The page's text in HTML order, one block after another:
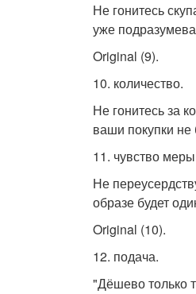
Не гонитесь
уже
Original (9).
10. количество.
Не гонитесь за
ваши покупки
11. чувство
Не
образе будет
Original (10).
12. подача.
"Дёшево только